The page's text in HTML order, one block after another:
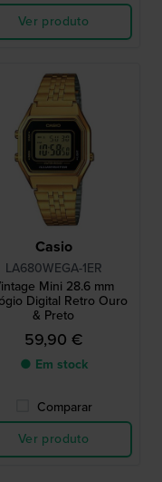
Ver produto
Casio
LA680WEGA-1ER
Mini 28.6 mm
Digital Retro Ouro
& Preto
59,90 €
● Em stock
Comparar
Ver produto